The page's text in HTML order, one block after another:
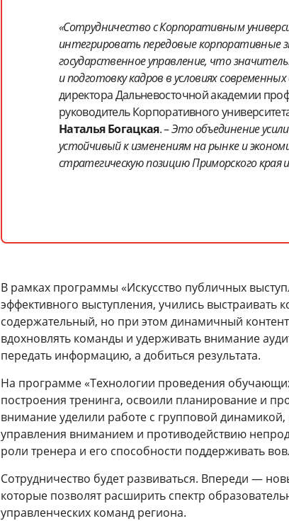
«Сотрудничество с Корпоративным
интегрировать передовые корпоративные
государственное управление, что
и подготовку кадров в условиях
директора Дальневосточной академии
руководитель Корпоративного
Наталья Богацкая. –Это объединение
устойчивый к изменениям на рынке и
стратегическую позицию Приморского края
В рамках программы «Искусство публичных
эффективного выступления, учились выстраивать
содержательный, но при этом динамичный
вдохновлять команды и удерживать внимание
передать информацию, а добиться результата.
На программе «Технологии проведения
построения тренинга, освоили планирование и
внимание уделили работе с групповой
управления вниманием и противодействию
роли тренера и его способности поддерживать
Сотрудничество будет развиваться. Впереди —
которые позволят расширить спектр
управленческих команд региона.